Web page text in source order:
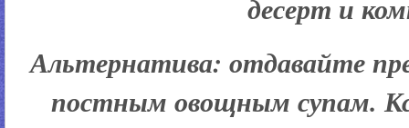
десерт и
Альтернатива: отдавайте
постным овощным супам.